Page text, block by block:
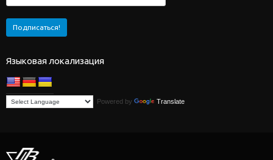
Языковая локализация
Powered by Translate